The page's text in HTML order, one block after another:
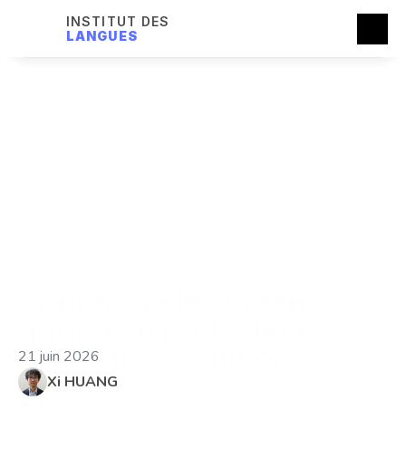
INSTITUT DES
LANGUES
japonais ou chinois
Xi HUANG
21 juin 2026